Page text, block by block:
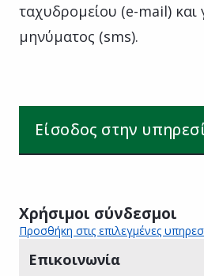
ταχυδρομείου (e-mail) και
μηνύματος (sms).
Είσοδος στην
Χρήσιμοι σύνδεσμοι
Προσθήκη στις επιλεγμένες
Επικοινωνία